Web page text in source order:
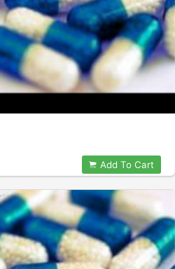
Add To Cart